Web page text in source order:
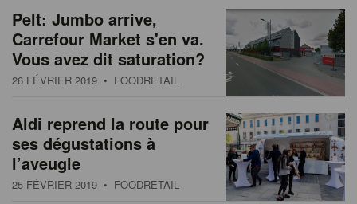
Pelt: Jumbo arrive,
Carrefour Market s'en va.
Vous avez dit saturation?
26 FÉVRIER 2019 • FOODRETAIL
Aldi reprend la route pour
ses dégustations à
l’aveugle
25 FÉVRIER 2019 • FOODRETAIL